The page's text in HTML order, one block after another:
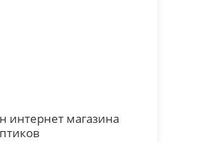
интернет магазина